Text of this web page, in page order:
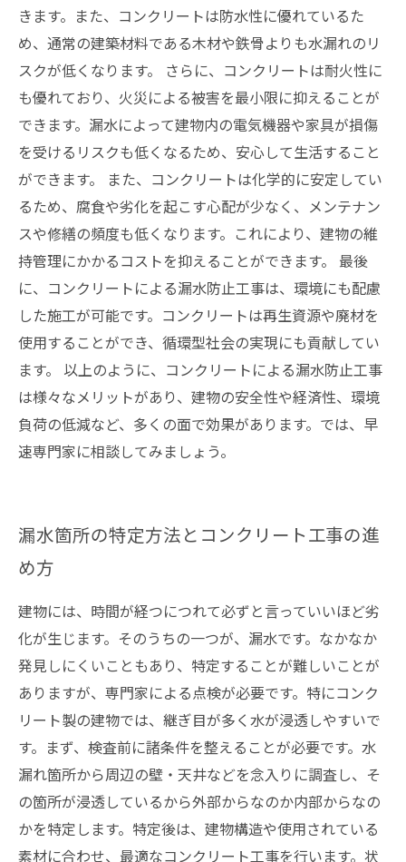
きます。また、コンクリートは防水性に優れているた
め、通常の建築材料である木材や鉄骨よりも水漏れのリ
スクが低くなります。 さらに、コンクリートは耐火性に
も優れており、火災による被害を最小限に抑えることが
できます。漏水によって建物内の電気機器や家具が損傷
を受けるリスクも低くなるため、安心して生活すること
ができます。 また、コンクリートは化学的に安定してい
るため、腐食や劣化を起こす心配が少なく、メンテナン
スや修繕の頻度も低くなります。これにより、建物の維
持管理にかかるコストを抑えることができます。 最後
に、コンクリートによる漏水防止工事は、環境にも配慮
した施工が可能です。コンクリートは再生資源や廃材を
使用することができ、循環型社会の実現にも貢献してい
ます。 以上のように、コンクリートによる漏水防止工事
は様々なメリットがあり、建物の安全性や経済性、環境
負荷の低減など、多くの面で効果があります。では、早
速専門家に相談してみましょう。
漏水箇所の特定方法とコンクリート工事の進
め方
建物には、時間が経つにつれて必ずと言っていいほど劣
化が生じます。そのうちの一つが、漏水です。なかなか
発見しにくいこともあり、特定することが難しいことが
ありますが、専門家による点検が必要です。特にコンク
リート製の建物では、継ぎ目が多く水が浸透しやすいで
す。まず、検査前に諸条件を整えることが必要です。水
漏れ箇所から周辺の壁・天井などを念入りに調査し、そ
の箇所が浸透しているから外部からなのか内部からなの
かを特定します。特定後は、建物構造や使用されている
素材に合わせ、最適なコンクリート工事を行います。状